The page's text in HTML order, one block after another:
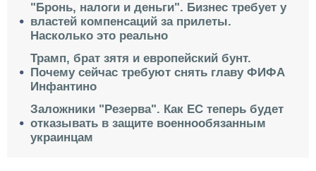
"Бронь, налоги и деньги". Бизнес требует у
властей компенсаций за прилеты.
Насколько это реально
Трамп, брат зятя и европейский бунт.
Почему сейчас требуют снять главу ФИФА
Инфантино
Заложники "Резерва". Как ЕС теперь будет
отказывать в защите военнообязанным
украинцам